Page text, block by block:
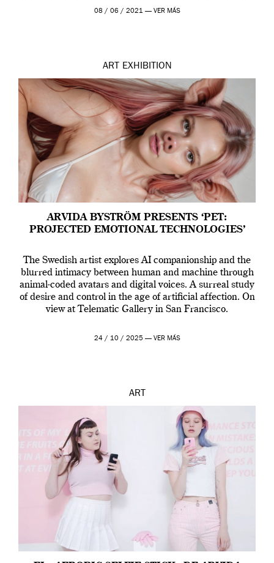
Madrid y la Wellcome […]
08 / 06 / 2021 — VER MÁS
ART EXHIBITION
ARVIDA BYSTRÖM PRESENTS ‘PET:
PROJECTED EMOTIONAL TECHNOLOGIES’
The Swedish artist explores AI companionship and the
blurred intimacy between human and machine through
animal-coded avatars and digital voices. A surreal study
of desire and control in the age of artificial affection. On
view at Telematic Gallery in San Francisco.
24 / 10 / 2025 — VER MÁS
ART